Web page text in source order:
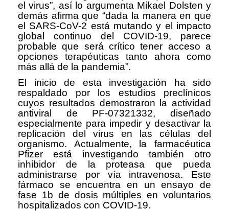
el virus”, así lo argumenta Mikael Dolsten y
demás afirma que “dada la manera en que
el SARS-CoV-2 está mutando y el impacto
global continuo del COVID-19, parece
probable que será crítico tener acceso a
opciones terapéuticas tanto ahora como
más allá de la pandemia”.
El inicio de esta investigación ha sido
respaldado por los estudios preclínicos
cuyos resultados demostraron la actividad
antiviral de PF-07321332, diseñado
especialmente para impedir y desactivar la
replicación del virus en las células del
organismo. Actualmente, la farmacéutica
Pfizer está investigando también otro
inhibidor de la proteasa que pueda
administrarse por vía intravenosa. Este
fármaco se encuentra en un ensayo de
fase 1b de dosis múltiples en voluntarios
hospitalizados con COVID-19.